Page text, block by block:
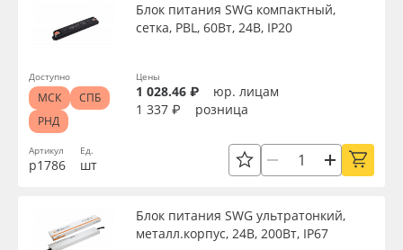
Доступность
Применить
Сбросить фильтр
Артикул
р1786
Блок питания SWG компактный,
сетка, PBL, 60Вт, 24В, IP20
Ед.
шт
Цены
1 028.46 ₽
юр. лицам
1 337 ₽
розница
Доступно
МСК
СПБ
РНД
Блок питания SWG ультратонкий,
металл.корпус, 24В, 200Вт, IP67